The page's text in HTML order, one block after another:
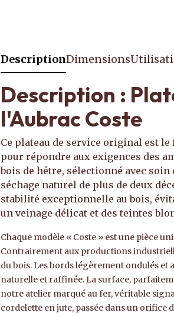
DescriptionDimensions
Description :
l'Aubrac Coste
Ce plateau de service original est
pour répondre aux exigences des
bois de hêtre, sélectionné avec
séchage naturel de plus de deux
stabilité exceptionnelle au bois,
un veinage délicat et des teintes
Chaque modèle « Coste » est une pièce
Contrairement aux productions
du bois. Les bords légèrement ondulés et
naturelle et raffinée. La surface,
notre atelier marqué au fer, véritable
cordelette en jute, passée dans un orifice